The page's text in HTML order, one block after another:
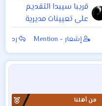
قريبا سيبدا التقديم
على تعيينات مديرية
تربية كربلاء
إشعار - Mention رد
من أهلنا